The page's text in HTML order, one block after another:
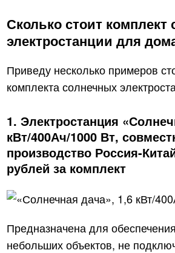
Сколько стоит комплект
электростанции для
Приведу несколько примеров
комплекта солнечных
1. Электростанция
кВт/400Ач/1000 Вт,
производство Россия-
рублей за комплект
Предназначена для
небольших объектов, не